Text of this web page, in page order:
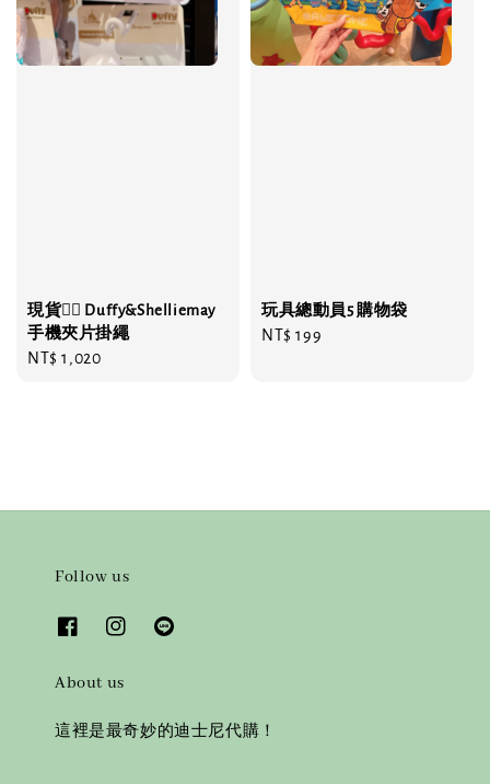
現貨❤️‍🔥 Duffy&Shelliemay
手機夾片掛繩
Regular
NT$ 1,020
玩具總動員5 購物袋
Regular
NT$ 199
Follow us
About us
這裡是最奇妙的迪士尼代購！